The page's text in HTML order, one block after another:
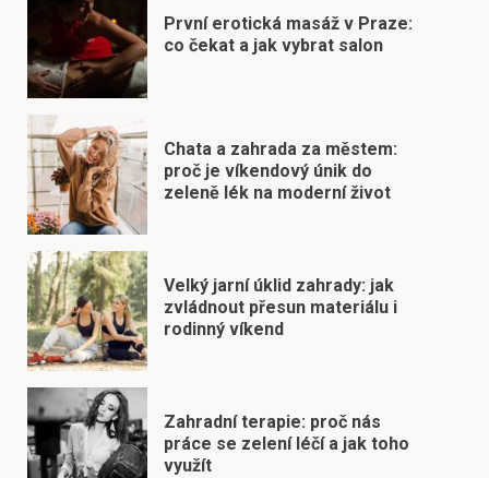
První erotická masáž v Praze:
co čekat a jak vybrat salon
Chata a zahrada za městem:
proč je víkendový únik do
zeleně lék na moderní život
Velký jarní úklid zahrady: jak
zvládnout přesun materiálu i
rodinný víkend
Zahradní terapie: proč nás
práce se zelení léčí a jak toho
využít